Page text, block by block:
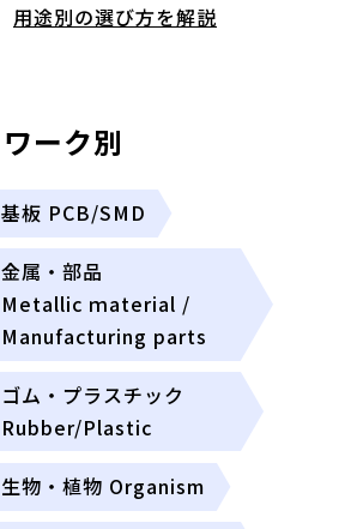
用途別の選び方を解説
ワーク別
基板 PCB/SMD
金属・部品
Metallic ｍaterial /
Manufacturing parts
ゴム・プラスチック
Rubber/Plastic
生物・植物 Organism